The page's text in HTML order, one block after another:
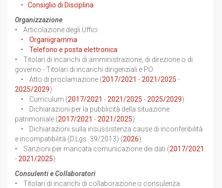
• Consiglio di Disciplina
Organizzazione
• Articolazione degli Uffici
• Organigramma
• Telefono e posta elettronica
• Titolari di incarichi di amministrazione, di direzione o di
governo - Titolari di incarichi dirigenziali e PO
• Atto di proclamazione (2017/2021 -2021/2025 -
2025/2029)
• Curriculum (2017/2021 -2021/2025 -2025/2029)
• Dichiarazioni per la pubblicità della situazione
patrimoniale (2017/2021 -2021/2025)
• Dichiarazioni sulla insussistenza cause di inconferibilità
e incompatibilità (D.Lgs. 39/2013) (2026)
• Sanzioni per mancata comunicazione dei dati (2017/2021
-2021/2025)
Consulenti e Collaboratori
• Titolari di incarichi di collaborazione o consulenza